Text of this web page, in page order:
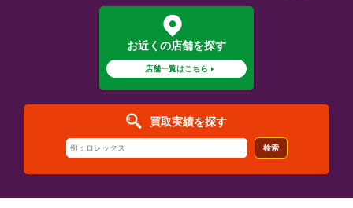
お近くの店舗を探す
店舗一覧はこちら
買取実績を探す
検索